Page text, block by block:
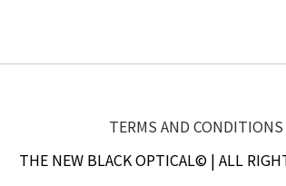
TERMS AND CONDITIONS
THE NEW BLACK OPTICAL© | ALL